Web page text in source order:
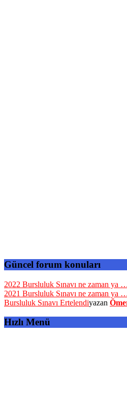
Güncel forum konuları
2022 Bursluluk Sınavı ne zaman ya
2021 Bursluluk Sınavı ne zaman ya
Bursluluk Sınavı Ertelendiyazan
Hızlı Menü